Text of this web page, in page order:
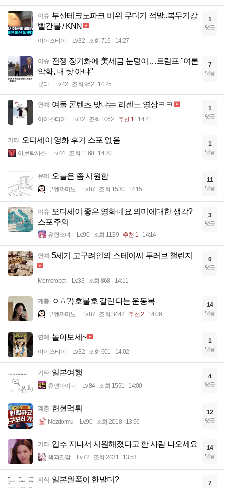
이슈 부산테크노파크 비위 무더기 적발..복무기강
빨간불 / KNN
아이스티이 Lv.32 조회 715 14:27
1
댓글
이슈 전쟁 장기화에 美세금 눈덩이…트럼프 "여론
악화, 내 탓 아냐"
균터 Lv.42 조회 962 14:25
7
댓글
연예 여돌 콘텐츠 맞냐는 리센느 영상ㅋㅋ
아이스티이 Lv.32 조회 1062 추천 1 14:21
1
댓글
기타 오디세이 영화 후기 스포 없음
아브락사스 Lv.44 조회 1160 14:20
1
댓글
유머 오늘은 좀 시원함
부엔까미노 Lv.87 조회 1530 14:15
11
댓글
이슈 오디세이 좋은 영화네요 의미에대한 생각?
스포주의
유령소녀 Lv.90 조회 1139 추천 1 14:14
3
댓글
연예 5세기 고구려인의 스테이씨 투러브 챌린지
Memorobot Lv.33 조회 868 14:11
0
댓글
계층 ㅇㅎ?) 호불호 갈린다는 운동복
부엔까미노 Lv.87 조회 3442 추천 2 14:06
14
댓글
연예 놀아보세~
아이스티이 Lv.32 조회 601 14:02
1
댓글
기타 일본여행
휴면아이디 Lv.84 조회 1591 14:00
4
댓글
계층 헌혈먹튀
Nozdormu Lv.90 조회 2018 13:56
12
댓글
기타 입추 지나서 시원해졌다고 한 사람 나오세요
색과질감 Lv.72 조회 2431 13:53
14
댓글
지식 일본원폭이 한발더? 7